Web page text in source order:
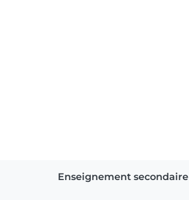
Enseignement secondaire